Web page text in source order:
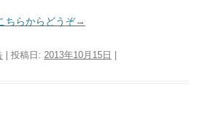
キ
ッ
ちらからどうぞ→
| 投稿日: 2013年10月15日